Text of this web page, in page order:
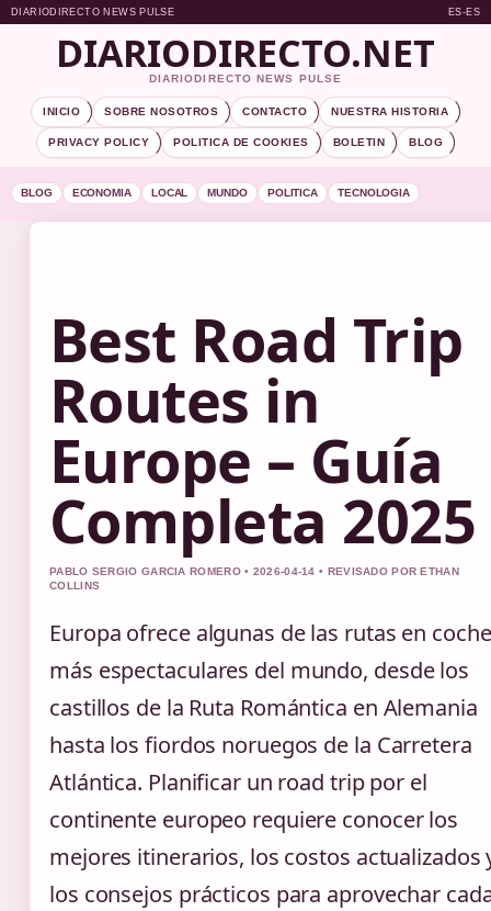
DIARIODIRECTO NEWS PULSE ES-ES
DIARIODIRECTO.NET
DIARIODIRECTO NEWS PULSE
INICIO SOBRE NOSOTROS CONTACTO NUESTRA HISTORIA
PRIVACY POLICY POLITICA DE COOKIES BOLETIN BLOG
BLOG ECONOMIA LOCAL MUNDO POLITICA TECNOLOGIA
Best Road Trip
Routes in
Europe – Guía
Completa 2025
PABLO SERGIO GARCIA ROMERO • 2026-04-14 • REVISADO POR ETHAN
COLLINS
Europa ofrece algunas de las rutas en coche
más espectaculares del mundo, desde los
castillos de la Ruta Romántica en Alemania
hasta los fiordos noruegos de la Carretera
Atlántica. Planificar un road trip por el
continente europeo requiere conocer los
mejores itinerarios, los costos actualizados
los consejos prácticos para aprovechar